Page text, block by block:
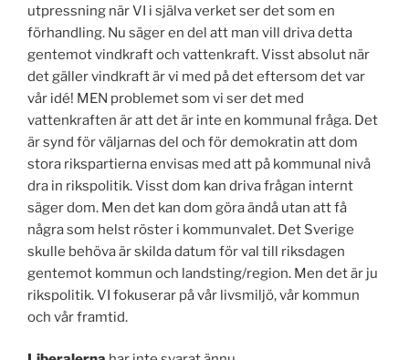
utpressning när VI i själva verket ser det som en
förhandling. Nu säger en del att man vill driva detta
gentemot vindkraft och vattenkraft. Visst absolut när
det gäller vindkraft är vi med på det eftersom det var
vår idé! MEN problemet som vi ser det med
vattenkraften är att det är inte en kommunal fråga. Det
är synd för väljarnas del och för demokratin att dom
stora rikspartierna envisas med att på kommunal nivå
dra in rikspolitik. Visst dom kan driva frågan internt
säger dom. Men det kan dom göra ändå utan att få
några som helst röster i kommunvalet. Det Sverige
skulle behöva är skilda datum för val till riksdagen
gentemot kommun och landsting/region. Men det är ju
rikspolitik. VI fokuserar på vår livsmiljö, vår kommun
och vår framtid.